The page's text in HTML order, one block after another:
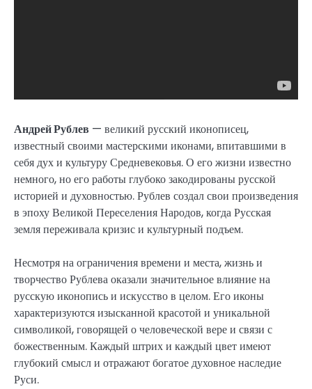
Андрей Рублев — великий русский иконописец,
известный своими мастерскими иконами, впитавшими в
себя дух и культуру Средневековья. О его жизни известно
немного, но его работы глубоко закодированы русской
историей и духовностью. Рублев создал свои произведения
в эпоху Великой Переселения Народов, когда Русская
земля переживала кризис и культурный подъем.
Несмотря на ограничения времени и места, жизнь и
творчество Рублева оказали значительное влияние на
русскую иконопись и искусство в целом. Его иконы
характеризуются изысканной красотой и уникальной
символикой, говорящей о человеческой вере и связи с
божественным. Каждый штрих и каждый цвет имеют
глубокий смысл и отражают богатое духовное наследие
Руси.